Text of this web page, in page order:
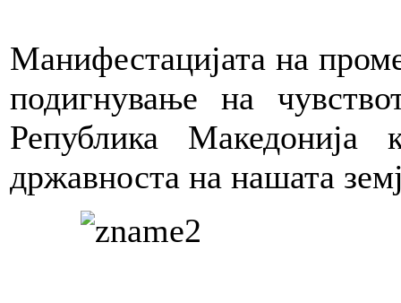
Манифестацијата на
подигнување на
Република
државноста на нашата